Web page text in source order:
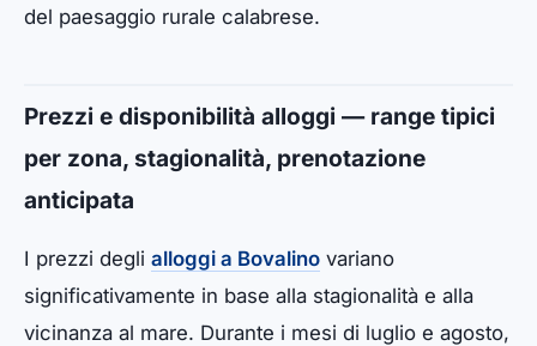
del paesaggio rurale calabrese.
Prezzi e disponibilità alloggi — range tipici
per zona, stagionalità, prenotazione
anticipata
I prezzi degli alloggi a Bovalino variano
significativamente in base alla stagionalità e alla
vicinanza al mare. Durante i mesi di luglio e agosto,